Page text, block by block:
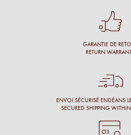
Conseil personnalisé et surtout une
de l’opticien et beaucoup de
Conseil, large choix de montures,
GARANTIE DE
RETURN
ENVOI SÉCURISÉ ENDÉANS
SECURED SHIPPING